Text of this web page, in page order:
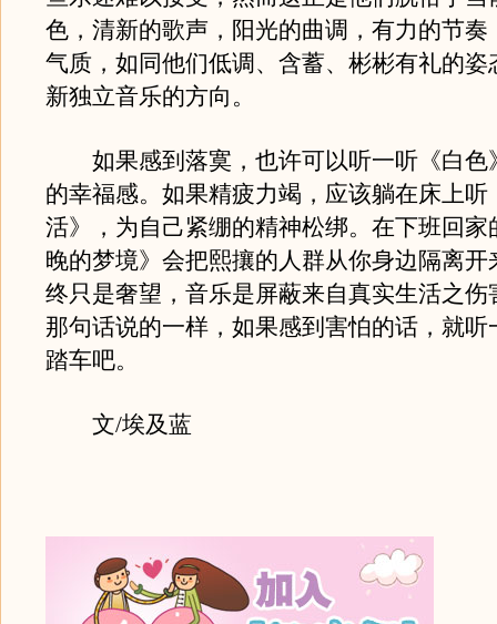
色，清新的歌声，阳光的曲调，有力的节奏
气质，如同他们低调、含蓄、彬彬有礼的姿
新独立音乐的方向。
如果感到落寞，也许可以听一听《白色
的幸福感。如果精疲力竭，应该躺在床上听
活》，为自己紧绷的精神松绑。在下班回家
晚的梦境》会把熙攘的人群从你身边隔离开
终只是奢望，音乐是屏蔽来自真实生活之伤
那句话说的一样，如果感到害怕的话，就听
踏车吧。
文/埃及蓝